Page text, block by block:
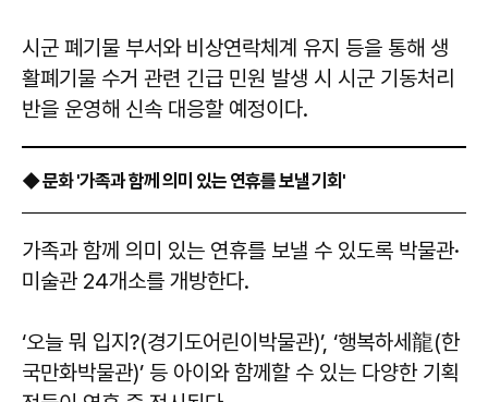
시군 폐기물 부서와 비상연락체계 유지 등을 통해 생
활폐기물 수거 관련 긴급 민원 발생 시 시군 기동처리
반을 운영해 신속 대응할 예정이다.
◆ 문화 '가족과 함께 의미 있는 연휴를 보낼 기회'
가족과 함께 의미 있는 연휴를 보낼 수 있도록 박물관·
미술관 24개소를 개방한다.
‘오늘 뭐 입지?(경기도어린이박물관)’, ‘행복하세龍(한
국만화박물관)’ 등 아이와 함께할 수 있는 다양한 기획